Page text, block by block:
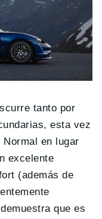
tanto por
esta vez
en lugar
excelente
(además de
que es